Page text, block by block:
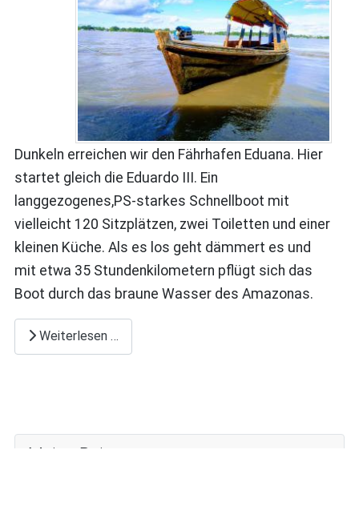
Dunkeln erreichen wir den Fährhafen Eduana. Hier
startet gleich die Eduardo III. Ein
langgezogenes,PS-starkes Schnellboot mit
vielleicht 120 Sitzplätzen, zwei Toiletten und einer
kleinen Küche. Als es los geht dämmert es und
mit etwa 35 Stundenkilometern pflügt sich das
Boot durch das braune Wasser des Amazonas.
Weiterlesen …
Meine Reisen